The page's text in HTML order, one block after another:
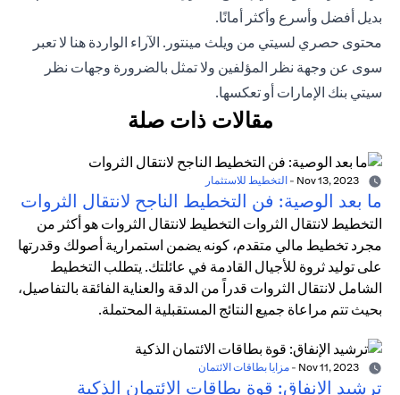
بديل أفضل وأسرع وأكثر أمانًا.
محتوى حصري لسيتي من ويلث مينتور. الآراء الواردة هنا لا تعبر
سوى عن وجهة نظر المؤلفين ولا تمثل بالضرورة وجهات نظر
سيتي بنك الإمارات أو تعكسها.
مقالات ذات صلة
- التخطيط للاستثمار
ما بعد الوصية: فن التخطيط الناجح لانتقال الثروات
التخطيط لانتقال الثروات التخطيط لانتقال الثروات هو أكثر من
مجرد تخطيط مالي متقدم، كونه يضمن استمرارية أصولك وقدرتها
على توليد ثروة للأجيال القادمة في عائلتك. يتطلب التخطيط
الشامل لانتقال الثروات قدراً من الدقة والعناية الفائقة بالتفاصيل،
بحيث تتم مراعاة جميع النتائج المستقبلية المحتملة.
- مزايا بطاقات الائتمان
ترشيد الإنفاق: قوة بطاقات الائتمان الذكية